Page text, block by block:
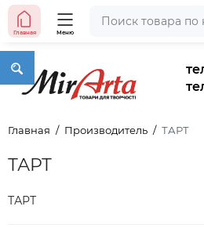
Главная Меню
Главная Производитель ТАРТ
ТАРТ
ТАРТ